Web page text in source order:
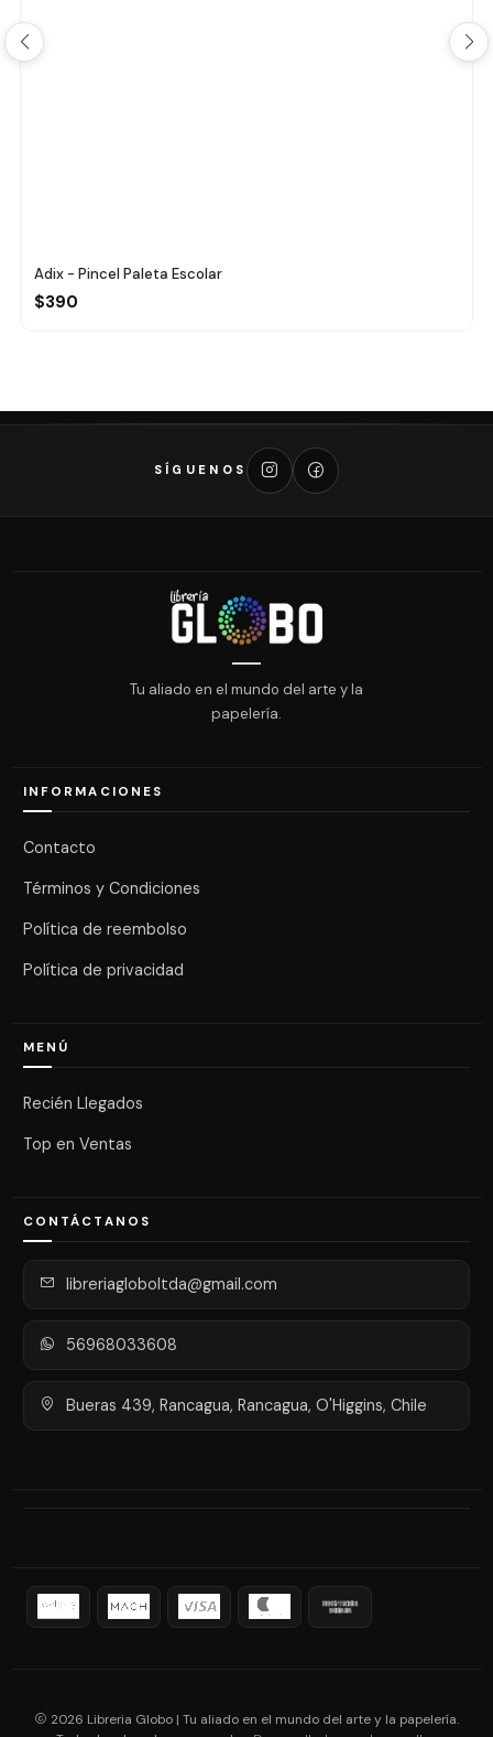
Adix - Pincel Paleta Escolar
$390
SÍGUENOS
Tu aliado en el mundo del arte y la
papelería.
INFORMACIONES
Contacto
Términos y Condiciones
Política de reembolso
Política de privacidad
MENÚ
Recién Llegados
Top en Ventas
CONTÁCTANOS
libreriagloboltda@gmail.com
56968033608
Bueras 439, Rancagua, Rancagua, O'Higgins, Chile
2026 Libreria Globo | Tu aliado en el mundo del arte y la papelería.